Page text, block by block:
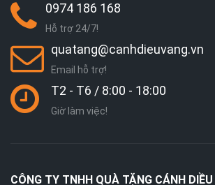
0974 186 168
Hỗ trợ 24/7!
quatang@canhdieuvang.vn
Email hỗ trợ!
T2 - T6 / 8:00 - 18:00
Giờ làm việc!
CÔNG TY TNHH QUÀ TẶNG CÁNH DIỀU